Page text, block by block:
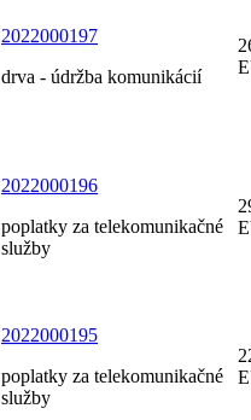
2022000197
drva - údržba komunikácií
2022000196
poplatky za telekomunikačné
služby
2022000195
poplatky za telekomunikačné
služby